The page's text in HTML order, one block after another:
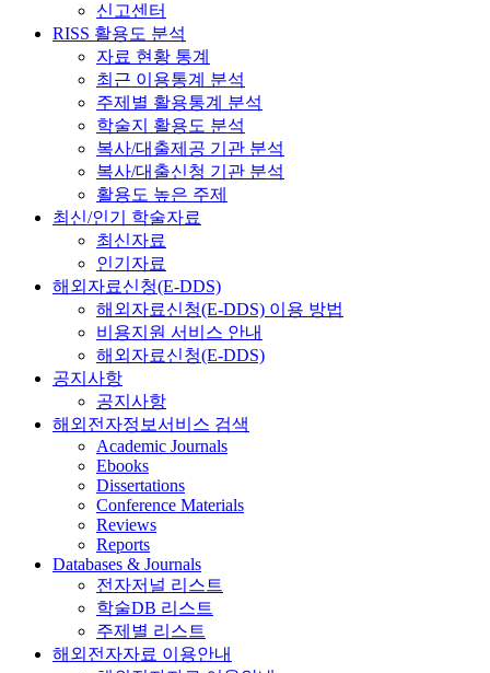
신고센터
RISS 활용도 분석
자료 현황 통계
최근 이용통계 분석
주제별 활용통계 분석
학술지 활용도 분석
복사/대출제공 기관 분석
복사/대출신청 기관 분석
활용도 높은 주제
최신/인기 학술자료
최신자료
인기자료
해외자료신청(E-DDS)
해외자료신청(E-DDS) 이용 방법
비용지원 서비스 안내
해외자료신청(E-DDS)
공지사항
공지사항
해외전자정보서비스 검색
Academic Journals
Ebooks
Dissertations
Conference Materials
Reviews
Reports
Databases & Journals
전자저널 리스트
학술DB 리스트
주제별 리스트
해외전자자료 이용안내